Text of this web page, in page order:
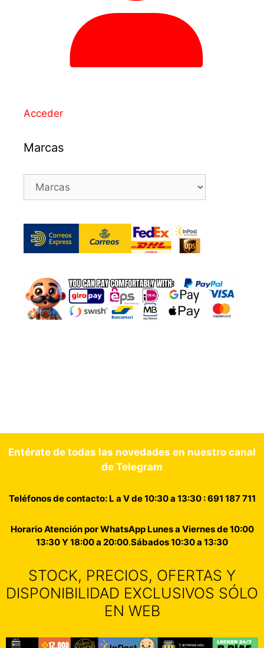
Acceder
Marcas
Entérate de todas las novedades en nuestro canal
de Telegram
Teléfonos de contacto: L a V de 10:30 a 13:30 : 691 187 711
Horario Atención por WhatsApp Lunes a Viernes de 10:00
13:30 Y 18:00 a 20:00.Sábados 10:30 a 13:30
STOCK, PRECIOS, OFERTAS Y
DISPONIBILIDAD EXCLUSIVOS SÓLO
EN WEB